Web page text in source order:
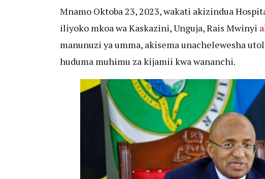
Mnamo Oktoba 23, 2023, wakati akizindua
iliyoko mkoa wa Kaskazini, Unguja, Rais Mwinyi
manunuzi ya umma, akisema unachelewesha
huduma muhimu za kijamii kwa wananchi.